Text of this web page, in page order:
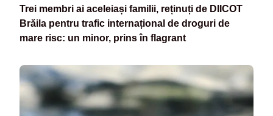
Trei membri ai aceleiași familii, reținuți de DIICOT
Brăila pentru trafic internațional de droguri de
mare risc: un minor, prins în flagrant